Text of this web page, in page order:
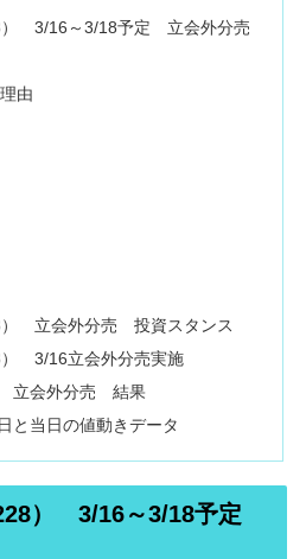
） 3/16～3/18予定 立会外分売
由
） 立会外分売 投資スタンス
） 3/16立会外分売実施
立会外分売 結果
と当日の値動きデータ
） 3/16～3/18予定